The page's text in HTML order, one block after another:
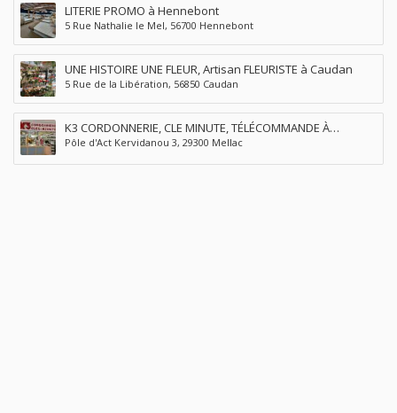
LITERIE PROMO à Hennebont
5 Rue Nathalie le Mel, 56700 Hennebont
UNE HISTOIRE UNE FLEUR, Artisan FLEURISTE à Caudan
5 Rue de la Libération, 56850 Caudan
K3 CORDONNERIE, CLE MINUTE, TÉLÉCOMMANDE À
QUIMPERLÉ
Pôle d'Act Kervidanou 3, 29300 Mellac